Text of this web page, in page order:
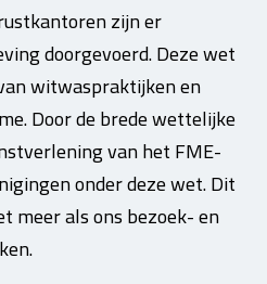
zijn er
doorgevoerd. Deze wet
witwaspraktijken en
Door de brede wettelijke
van het FME-
onder deze wet. Dit
meer als ons bezoek- en